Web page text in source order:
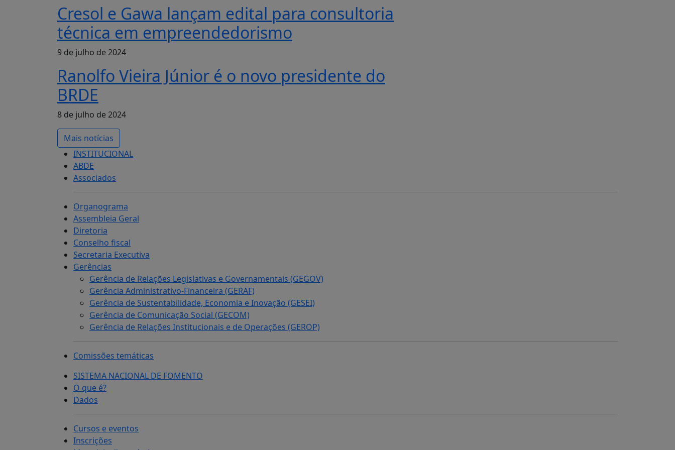
Cresol e Gawa lançam edital para consultoria
técnica em empreendedorismo
9 de julho de 2024
Ranolfo Vieira Júnior é o novo presidente do
BRDE
8 de julho de 2024
Mais notícias
INSTITUCIONAL
ABDE
Associados
Organograma
Assembleia Geral
Diretoria
Conselho fiscal
Secretaria Executiva
Gerências
Gerência de Relações Legislativas e Governamentais (GEGOV)
Gerência Administrativo-Financeira (GERAF)
Gerência de Sustentabilidade, Economia e Inovação (GESEI)
Gerência de Comunicação Social (GECOM)
Gerência de Relações Institucionais e de Operações (GEROP)
Comissões temáticas
SISTEMA NACIONAL DE FOMENTO
O que é?
Dados
Cursos e eventos
Inscrições